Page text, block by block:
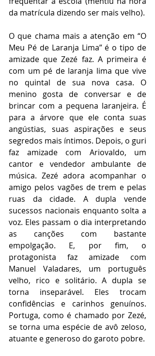
O que chama mais a atenção em “O
Meu Pé de Laranja Lima” é o tipo de
amizade que Zezé faz. A primeira é
com um pé de laranja lima que vive
no quintal de sua nova casa. O
menino gosta de conversar e de
brincar com a pequena laranjeira. É
para a árvore que ele conta suas
angústias, suas aspirações e seus
segredos mais íntimos. Depois, o guri
faz amizade com Ariovaldo, um
cantor e vendedor ambulante de
música. Zezé adora acompanhar o
amigo pelos vagões de trem e pelas
ruas da cidade. A dupla vende
sucessos nacionais enquanto solta a
voz. Eles passam o dia interpretando
as canções com bastante
empolgação. E, por fim, o
protagonista faz amizade com
Manuel Valadares, um português
velho, rico e solitário. A dupla se
torna inseparável. Eles trocam
confidências e carinhos genuínos.
Portuga, como é chamado por Zezé,
se torna uma espécie de avô zeloso,